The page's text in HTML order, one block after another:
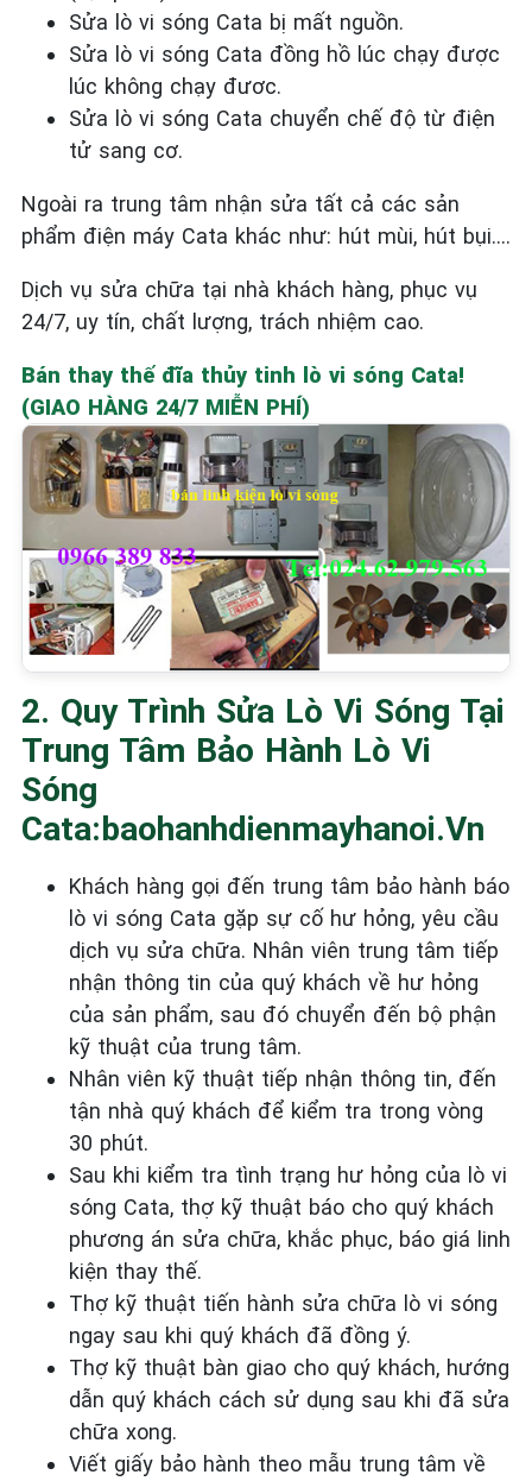
Sửa lò vi sóng Cata bị mất nguồn.
Sửa lò vi sóng Cata đồng hồ lúc chạy được
lúc không chạy đươc.
Sửa lò vi sóng Cata chuyển chế độ từ điện
tử sang cơ.
Ngoài ra trung tâm nhận sửa tất cả các sản
phẩm điện máy Cata khác như: hút mùi, hút bụi….
Dịch vụ sửa chữa tại nhà khách hàng, phục vụ
24/7, uy tín, chất lượng, trách nhiệm cao.
Bán thay thế đĩa thủy tinh lò vi sóng Cata!
(GIAO HÀNG 24/7 MIỄN PHÍ)
2. Quy Trình Sửa Lò Vi Sóng Tại
Trung Tâm Bảo Hành Lò Vi
Sóng
Cata:baohanhdienmayhanoi.vn
Khách hàng gọi đến trung tâm bảo hành báo
lò vi sóng Cata gặp sự cố hư hỏng, yêu cầu
dịch vụ sửa chữa. Nhân viên trung tâm tiếp
nhận thông tin của quý khách về hư hỏng
của sản phẩm, sau đó chuyển đến bộ phận
kỹ thuật của trung tâm.
Nhân viên kỹ thuật tiếp nhận thông tin, đến
tận nhà quý khách để kiểm tra trong vòng
30 phút.
Sau khi kiểm tra tình trạng hư hỏng của lò vi
sóng Cata, thợ kỹ thuật báo cho quý khách
phương án sửa chữa, khắc phục, báo giá linh
kiện thay thế.
Thợ kỹ thuật tiến hành sửa chữa lò vi sóng
ngay sau khi quý khách đã đồng ý.
Thợ kỹ thuật bàn giao cho quý khách, hướng
dẫn quý khách cách sử dụng sau khi đã sửa
chữa xong.
Viết giấy bảo hành theo mẫu trung tâm về